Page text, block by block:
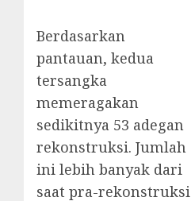
Berdasarkan
pantauan, kedua
tersangka
memeragakan
sedikitnya 53 adegan
rekonstruksi. Jumlah
ini lebih banyak dari
saat pra-rekonstruksi